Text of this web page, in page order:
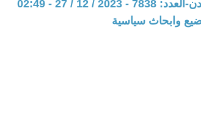
2023 / 12 / 27 - 02:49
وابحاث سياسية